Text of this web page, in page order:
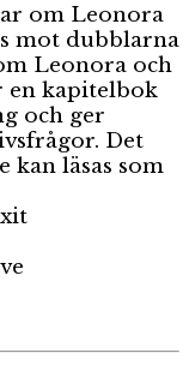
om Leonora
mot dubblarna
Leonora och
en kapitelbok
och ger
Det
kan läsas som